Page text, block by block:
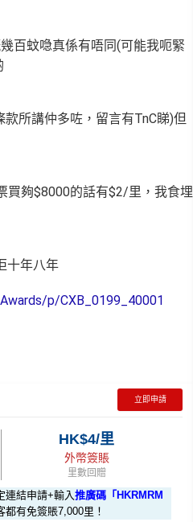
百蚊喼真係有唔同(可能我呃緊
所講仲多咗，留言有TnC睇)但
買夠$8000的話有$2/里，我食埋
十年八年
p/CXB_0199_40001
立即申請
HK$4/里
外幣簽賬
里數回贈
連結申請+輸入推廣碼「HKRMRM
都有免簽賬7,000里！